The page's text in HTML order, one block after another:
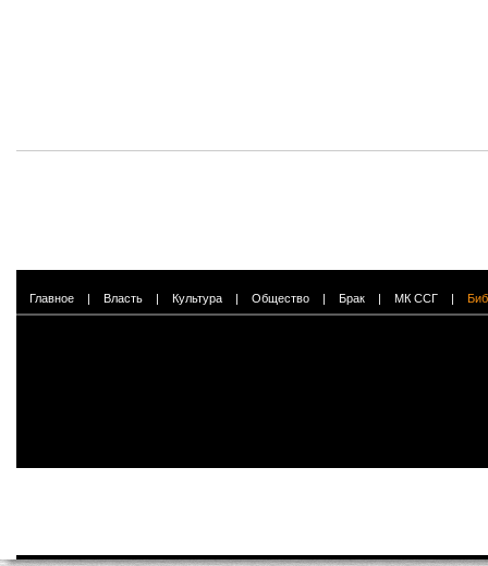
Главное | Власть | Культура | Общество | Брак | МК ССГ |